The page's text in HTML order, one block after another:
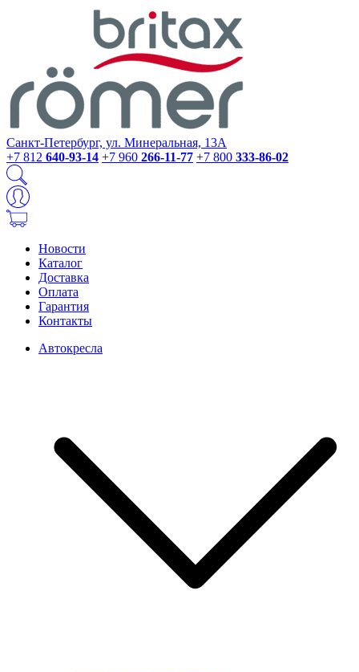
Санкт-Петербург, ул. Минеральная, 13А
+7 812 640-93-14 +7 960 266-11-77 +7 800 333-86-02
Новости
Каталог
Доставка
Оплата
Гарантия
Контакты
Автокресла